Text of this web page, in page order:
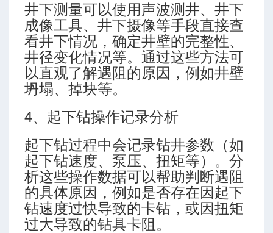
井下测量可以使用声波测井、井下
成像工具、井下摄像等手段直接查
看井下情况，确定井壁的完整性、
井径变化情况等。通过这些方法可
以直观了解遇阻的原因，例如井壁
坍塌、掉块等。
4、起下钻操作记录分析
起下钻过程中会记录钻井参数（如
起下钻速度、泵压、扭矩等）。分
析这些操作数据可以帮助判断遇阻
的具体原因，例如是否存在因起下
钻速度过快导致的卡钻，或因扭矩
过大导致的钻具卡阻。